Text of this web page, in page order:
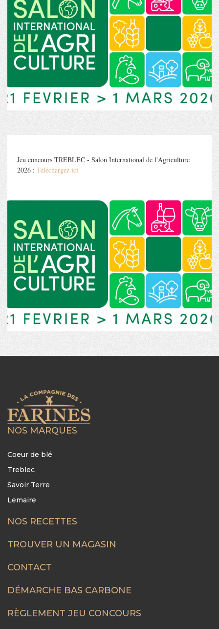
Jeu concours TREBLEC - Salon International de l'Agriculture
2026 : Téléchargez ici
NOS MARQUES
Coeur de blé
Treblec
Savoir Terre
Lemaire
FOOTER
MENU
NOS RECETTES
TROUVER UN MAGASIN
CONTACT
DÉMARCHE BAS CARBONE
RÈGLEMENT JEU CONCOURS